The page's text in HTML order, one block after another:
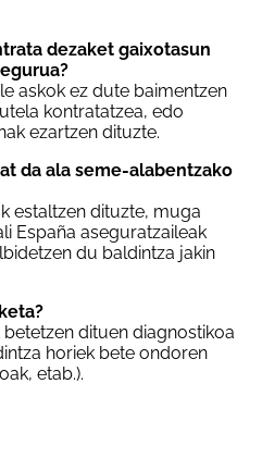
dezaket gaixotasun
askok ez dute baimentzen
kontratatzea, edo
ezartzen dituzte.
da ala seme-alabentzako
estaltzen dituzte, muga
España aseguratzaileak
du baldintza jakin
dituen diagnostikoa
horiek bete ondoren
etab.).